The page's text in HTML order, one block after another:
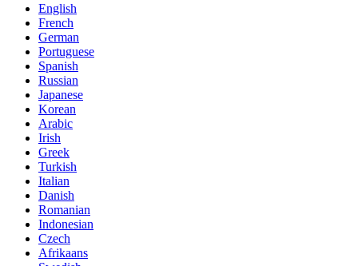
English
French
German
Portuguese
Spanish
Russian
Japanese
Korean
Arabic
Irish
Greek
Turkish
Italian
Danish
Romanian
Indonesian
Czech
Afrikaans